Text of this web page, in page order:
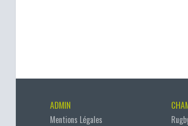
ADMIN
Mentions Légales